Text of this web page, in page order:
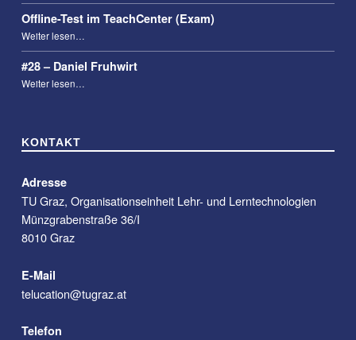
Offline-Test im TeachCenter (Exam)
Weiter lesen…
#28 – Daniel Fruhwirt
Weiter lesen…
KONTAKT
Adresse
TU Graz, Organisationseinheit Lehr- und Lerntechnologien
Münzgrabenstraße 36/I
8010 Graz
E-Mail
telucation@tugraz.at
Telefon